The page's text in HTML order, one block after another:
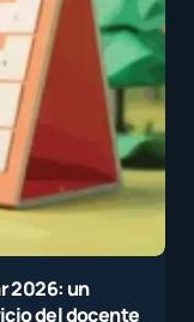
2026: un
del docente